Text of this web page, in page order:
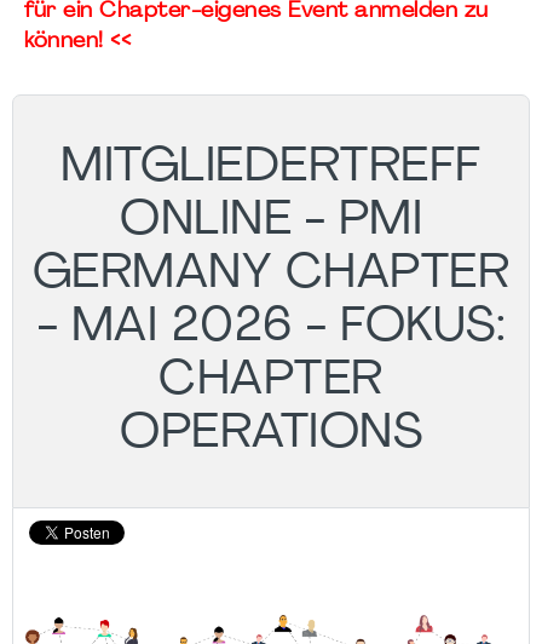
für ein Chapter-eigenes Event anmelden zu
können! <<
MITGLIEDERTREFF
ONLINE - PMI
GERMANY CHAPTER
- MAI 2026 - FOKUS:
CHAPTER
OPERATIONS